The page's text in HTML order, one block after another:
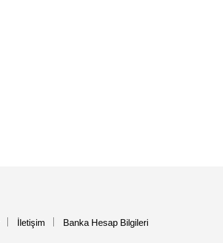
İletişim Banka Hesap Bilgileri